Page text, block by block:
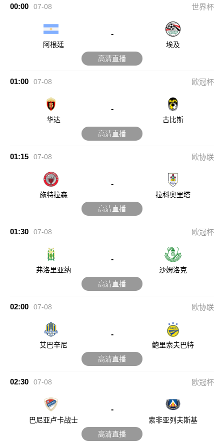
00:00 07-08 世界杯
阿根廷
-
埃及
高清直播
01:00 07-08 欧冠杯
华达
-
古比斯
高清直播
01:15 07-08 欧协联
施特拉森
-
拉科奥里塔
高清直播
01:30 07-08 欧冠杯
弗洛里亚纳
-
沙姆洛克
高清直播
02:00 07-08 欧协联
艾巴辛尼
-
鲍里索夫巴特
高清直播
02:30 07-08 欧冠杯
巴尼亚卢卡战士
-
索非亚列夫斯基
高清直播